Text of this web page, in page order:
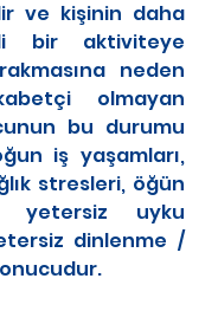
ve kişinin daha
bir aktiviteye
neden
olmayan
bu durumu
iş yaşamları,
stresleri, öğün
yetersiz uyku
dinlenme /